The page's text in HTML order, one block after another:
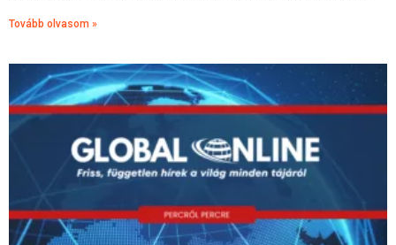
Tovább olvasom »